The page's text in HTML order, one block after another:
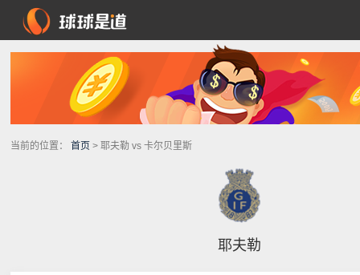
当前的位置： 首页 > 耶夫勒 vs 卡尔贝里斯
耶夫勒